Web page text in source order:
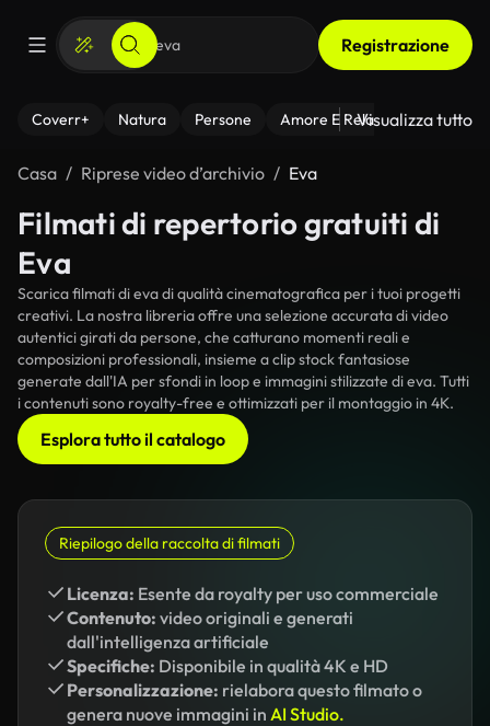
Registrazione
Coverr+ Natura Persone Amore E Relazioni Il
Visualizza tutto
Casa Riprese video d’archivio Eva
Filmati di repertorio gratuiti di
Eva
Scarica filmati di eva di qualità cinematografica per i tuoi progetti
creativi. La nostra libreria offre una selezione accurata di video
autentici girati da persone, che catturano momenti reali e
composizioni professionali, insieme a clip stock fantasiose
generate dall'IA per sfondi in loop e immagini stilizzate di eva. Tutti
i contenuti sono royalty-free e ottimizzati per il montaggio in 4K.
Esplora tutto il catalogo
Riepilogo della raccolta di filmati
Licenza: Esente da royalty per uso commerciale
Contenuto: video originali e generati
dall'intelligenza artificiale
Specifiche: Disponibile in qualità 4K e HD
Personalizzazione: rielabora questo filmato o
genera nuove immagini in AI Studio.